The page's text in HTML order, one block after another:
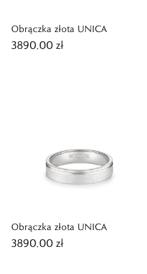
Obrączka złota UNICA
3890,00 zł
Obrączka złota UNICA
3890,00 zł